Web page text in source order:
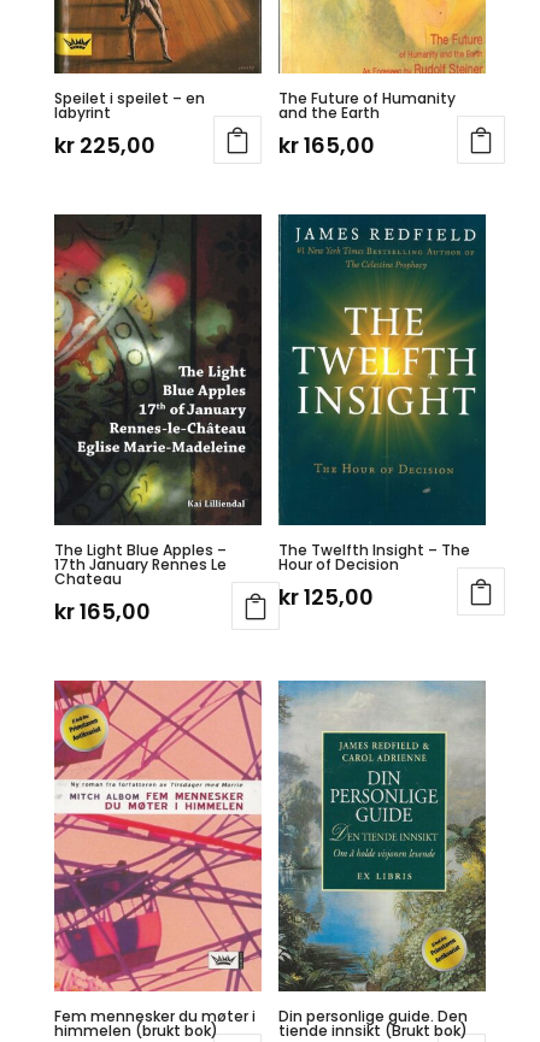
Speilet i speilet – en
labyrint
kr225,00
The Future of Humanity
and the Earth
kr165,00
The Light Blue Apples –
17th January Rennes Le
Chateau
kr165,00
The Twelfth Insight – The
Hour of Decision
kr125,00
Fem mennesker du møter i
himmelen (brukt bok)
Din personlige guide. Den
tiende innsikt (Brukt bok)